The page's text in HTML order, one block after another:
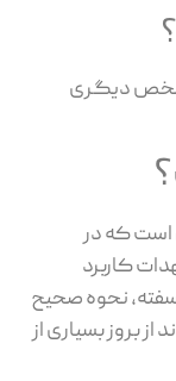
دیگری
که در
کاربرد
نحوه صحیح
بسیاری از